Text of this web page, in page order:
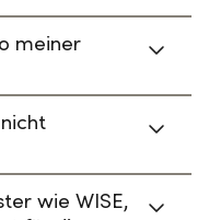
meiner
wie WISE,